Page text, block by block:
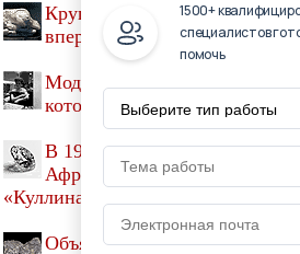
Крупнейшую пресноводную
впервые за 240 лет
Модный тренд 1950-х:
которые приклеивали к телу
В 1905 году на руднике
Африке добыт самый
«Куллинан»
Объяснено загадочное
1500+
специалистов
помочь